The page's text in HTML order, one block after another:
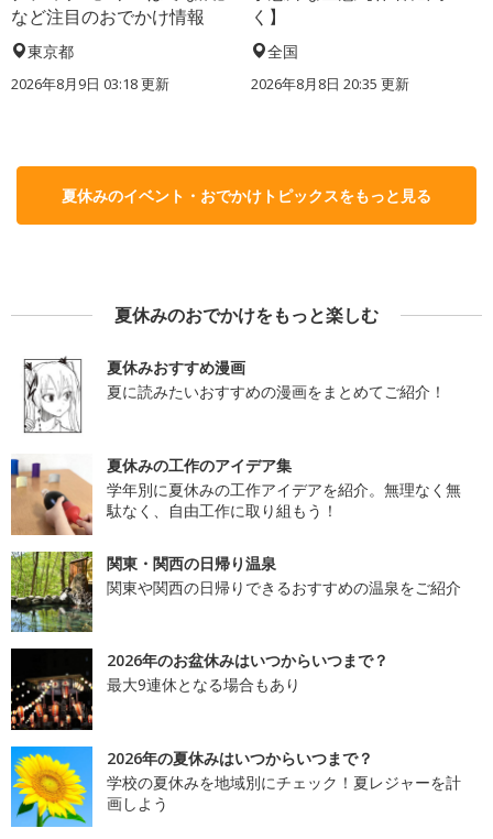
など注目のおでかけ情報
東京都
2026年8月9日 03:18更新
く】
全国
2026年8月8日 20:35 更新
夏休みのイベント・おでかけトピックスをもっと見る
夏休みのおでかけをもっと楽しむ
夏休みおすすめ漫画
夏に読みたいおすすめの漫画をまとめてご紹介！
夏休みの工作のアイデア集
学年別に夏休みの工作アイデアを紹介。無理なく無
駄なく、自由工作に取り組もう！
関東・関西の日帰り温泉
関東や関西の日帰りできるおすすめの温泉をご紹介
2026年のお盆休みはいつからいつまで？
最大9連休となる場合もあり
2026年の夏休みはいつからいつまで？
学校の夏休みを地域別にチェック！夏レジャーを計
画しよう